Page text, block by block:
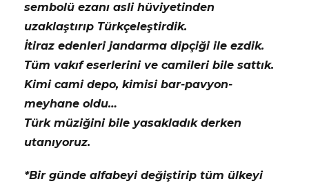
sembolü ezanı asli hüviyetinden
uzaklaştırıp Türkçeleştirdik.
İtiraz edenleri jandarma dipçiği ile ezdik.
Tüm vakıf eserlerini ve camileri bile sattık.
Kimi cami depo, kimisi bar-pavyon-
meyhane oldu…
Türk müziğini bile yasakladık derken
utanıyoruz.
*Bir günde alfabeyi değiştirip tüm ülkeyi